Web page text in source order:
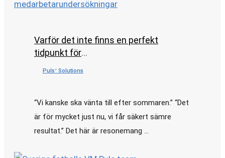
medarbetarundersökningar
Varför det inte finns en perfekt
tidpunkt för
Pulsᐩ Solutions
“Vi kanske ska vänta till efter sommaren.” “Det
är för mycket just nu, vi får säkert sämre
resultat.” Det här är resonemang …